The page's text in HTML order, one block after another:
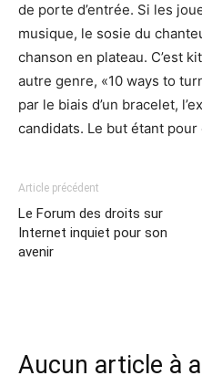
de porte d’entrée. Si les
musique, le sosie du
chanson en plateau. C’est
autre genre, «10 ways to
par le biais d’un bracelet,
candidats. Le but étant
Article précédent
Le Forum des droits sur
Internet inquiet pour son
avenir
Aucun article à